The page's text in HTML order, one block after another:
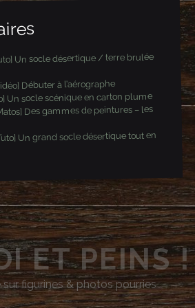
Un socle désertique / terre brulée
Débuter à l’aérographe
Un socle scénique en carton plume
Des gammes de peintures – les
Un grand socle désertique tout en
ET PEINS !
figurines & photos pourries